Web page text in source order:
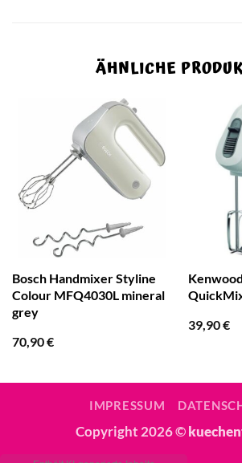
ÄHNLICHE
Bosch Handmixer Styline
Colour MFQ4030L mineral
grey
70,90€
39,90€
IMPRESSUM
Copyright 2026 ©